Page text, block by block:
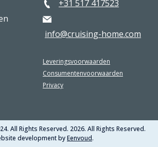
+31 517 417523
info@cruising-home.com
Leveringsvoorwaarden
Consumentenvoorwaarden
Privacy
All Rights Reserved. 2026. All Rights Reserved.
development byEenvoud.